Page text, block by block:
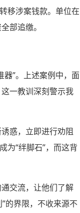
移涉案钱款。单位在
部追缴。
”。上述案例中，面
一教训深刻警示我
惑，立即进行劝阻
为“绊脚石”，而这背
交流，让他们了解
的界限，不收来源不